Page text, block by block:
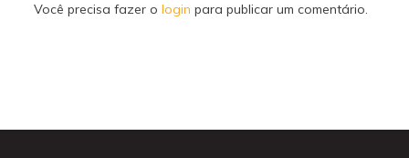
Você precisa fazer o login para publicar um comentário.